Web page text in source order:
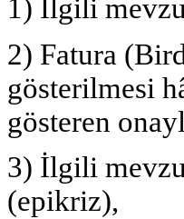
1) İlgili
2) Fatura
gösterilmesi
gösteren
3) İlgili
(epikriz),